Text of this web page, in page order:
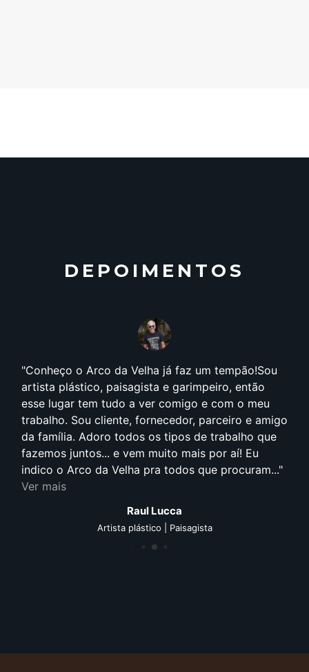
DEPOIMENTOS
Conheço o Arco da Velha já faz um tempão!Sou
artista plástico, paisagista e garimpeiro, então
esse lugar tem tudo a ver comigo e com o meu
trabalho. Sou cliente, fornecedor, parceiro e amigo
da família. Adoro todos os tipos de trabalho que
fazemos juntos... e vem muito mais por aí! Eu
indico o Arco da Velha pra todos que procuram...
Ver mais
Raul Lucca
Artista plástico | Paisagista